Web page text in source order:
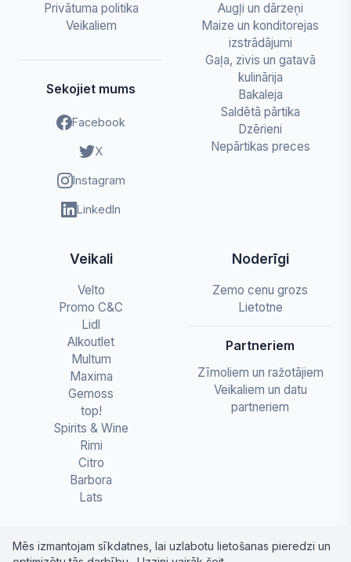
Privātuma politika
Veikaliem
Sekojiet mums
Facebook
X
Instagram
LinkedIn
Augļi un dārzeņi
Maize un konditorejas
izstrādājumi
Gaļa, zivis un gatavā
kulinārija
Bakaleja
Saldētā pārtika
Dzērieni
Nepārtikas preces
Veikali
Velto
Promo C&C
Lidl
Alkoutlet
Multum
Maxima
Gemoss
top!
Spirits & Wine
Rimi
Citro
Barbora
Lats
Noderīgi
Zemo cenu grozs
Lietotne
Partneriem
Zīmoliem un ražotājiem
Veikaliem un datu
partneriem
Mēs izmantojam sīkdatnes, lai uzlabotu lietošanas pieredzi un